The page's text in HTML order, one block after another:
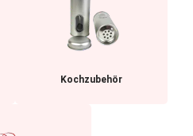
Kochzubehör